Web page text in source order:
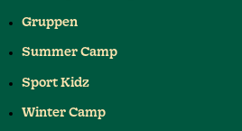
Gruppen
Summer Camp
Sport Kidz
Winter Camp